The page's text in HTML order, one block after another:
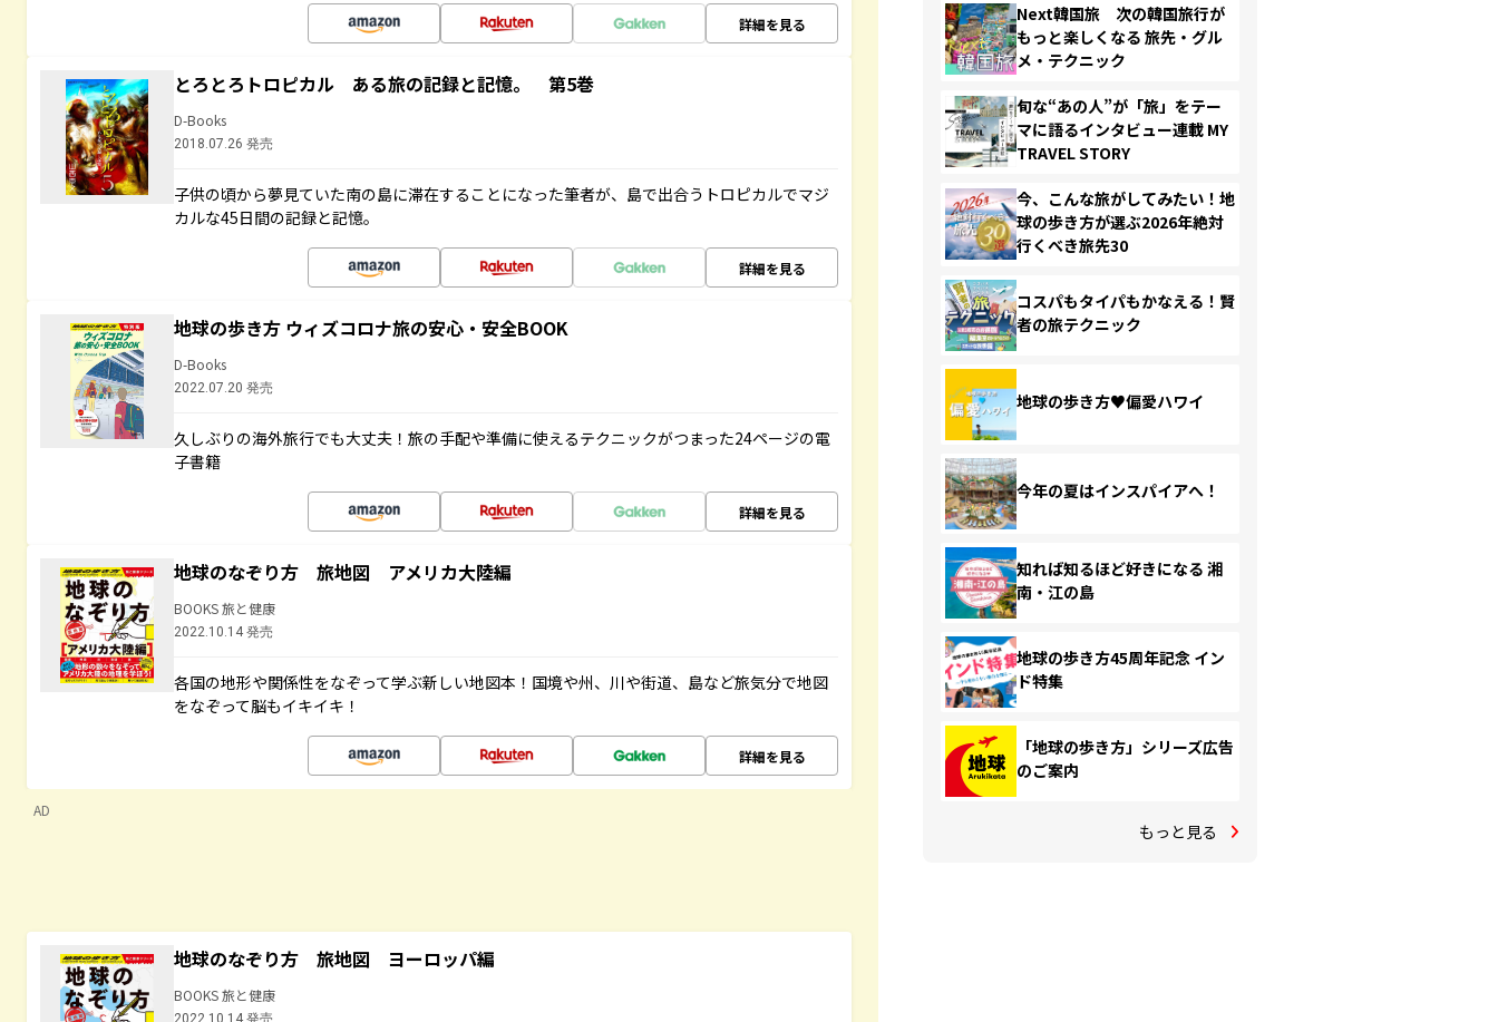
詳細を見る
とろとろトロピカル ある旅の記録と記憶。 第5巻
D-Books
2018.07.26 発売
子供の頃から夢見ていた南の島に滞在することになった筆者が、島で出合うトロピカルでマジ
カルな45日間の記録と記憶。
詳細を見る
地球の歩き方 ウィズコロナ旅の安心・安全BOOK
D-Books
2022.07.20 発売
久しぶりの海外旅行でも大丈夫！旅の手配や準備に使えるテクニックがつまった24ページの電
子書籍
詳細を見る
地球のなぞり方 旅地図 アメリカ大陸編
BOOKS 旅と健康
2022.10.14 発売
各国の地形や関係性をなぞって学ぶ新しい地図本！国境や州、川や街道、島など旅気分で地図
をなぞって脳もイキイキ！
詳細を見る
AD
地球のなぞり方 旅地図 ヨーロッパ編
BOOKS 旅と健康
2022.10.14 発売
Next韓国旅 次の韓国旅行が
もっと楽しくなる 旅先・グル
メ・テクニック
旬な“あの人”が「旅」をテー
マに語るインタビュー連載 MY
TRAVEL STORY
今、こんな旅がしてみたい！地
球の歩き方が選ぶ2026年絶対
行くべき旅先30
コスパもタイパもかなえる！賢
者の旅テクニック
地球の歩き方♥偏愛ハワイ
今年の夏はインスパイアへ！
知れば知るほど好きになる 湘
南・江の島
地球の歩き方45周年記念 イン
ド特集
「地球の歩き方」シリーズ広告
のご案内
もっと見る